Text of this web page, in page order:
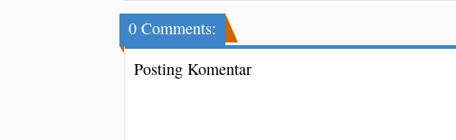
0 Comments:
Posting Komentar